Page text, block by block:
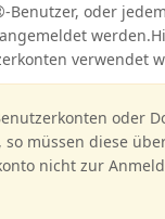
oder
verwendet
oder
müssen diese
nicht zur